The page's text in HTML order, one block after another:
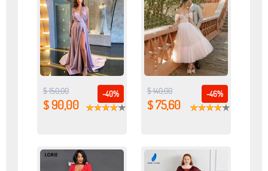
-40%
$ 150,00
$ 90,00
-46%
$ 140,00
$ 75,60